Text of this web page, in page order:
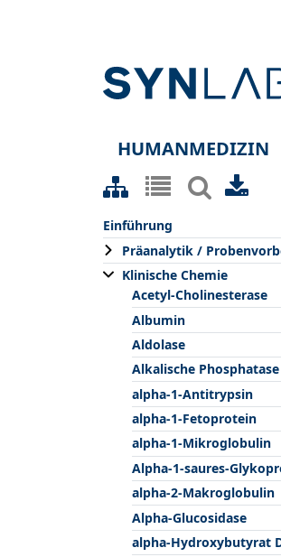
HUMANMEDIZIN
Einführung
Präanalytik /
Klinische Chemie
Acetyl-Cholinesterase
Albumin
Aldolase
Alkalische Phosphatase
alpha-1-Antitrypsin
alpha-1-Fetoprotein
alpha-1-Mikroglobulin
Alpha-1-saures-
alpha-2-Makroglobulin
Alpha-Glucosidase
alpha-Hydroxybutyrat